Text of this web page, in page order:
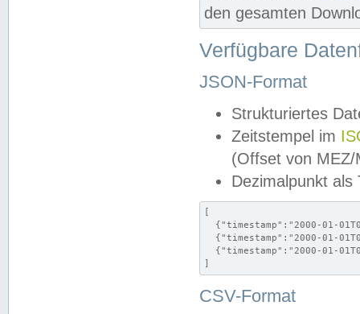
den gesamten
Verfügbare
JSON-Format
Strukturiertes
Zeitstempel im
(Offset von MEZ/
Dezimalpunkt als
[
{"timestamp":"2000-01-
{"timestamp":"2000-01-
{"timestamp":"2000-01-
]
CSV-Format